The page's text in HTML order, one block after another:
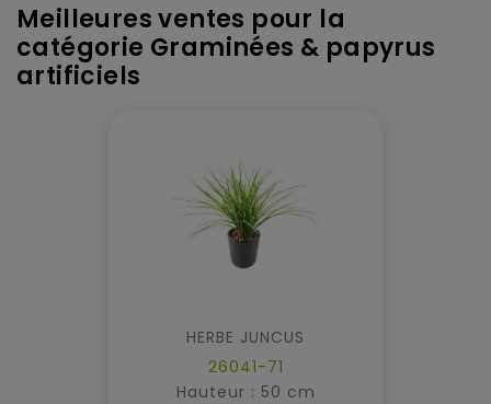
Meilleures ventes pour la
catégorie Graminées & papyrus
artificiels
HERBE JUNCUS
26041-71
Hauteur : 50 cm